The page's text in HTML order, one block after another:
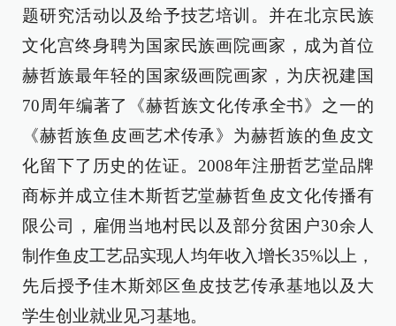
题研究活动以及给予技艺培训。并在北京民族
文化宫终身聘为国家民族画院画家，成为首位
赫哲族最年轻的国家级画院画家，为庆祝建国
70周年编著了《赫哲族文化传承全书》之一的
《赫哲族鱼皮画艺术传承》为赫哲族的鱼皮文
化留下了历史的佐证。2008年注册哲艺堂品牌
商标并成立佳木斯哲艺堂赫哲鱼皮文化传播有
限公司，雇佣当地村民以及部分贫困户30余人
制作鱼皮工艺品实现人均年收入增长35%以上，
先后授予佳木斯郊区鱼皮技艺传承基地以及大
学生创业就业见习基地。